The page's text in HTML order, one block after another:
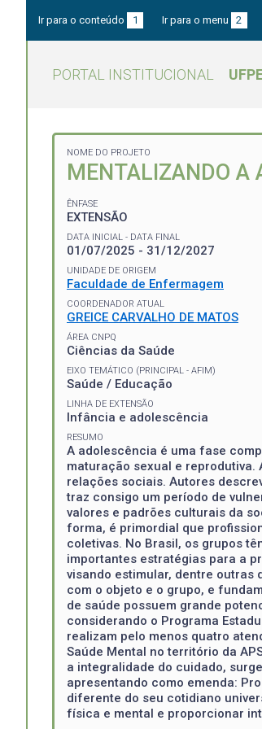
Ir para o conteúdo 1 Ir para o menu 2
PORTAL INSTITUCIONAL
NOME DO PROJETO
MENTALIZANDO A
ÊNFASE
EXTENSÃO
DATA INICIAL - DATA FINAL
01/07/2025 - 31/12/2027
UNIDADE DE ORIGEM
Faculdade de Enfermagem
COORDENADOR ATUAL
GREICE CARVALHO DE MATOS
ÁREA CNPQ
Ciências da Saúde
EIXO TEMÁTICO (PRINCIPAL - AFIM)
Saúde / Educação
LINHA DE EXTENSÃO
Infância e adolescência
RESUMO
A adolescência é uma fase
maturação sexual e
relações sociais. Autores
traz consigo um período de
valores e padrões culturais da
forma, é primordial que
coletivas. No Brasil, os grupos
importantes estratégias para a
visando estimular, dentre outras
com o objeto e o grupo, e
de saúde possuem grande
considerando o Programa
realizam pelo menos quatro
Saúde Mental no território da
a integralidade do cuidado,
apresentando como emenda:
diferente do seu cotidiano
física e mental e proporcionar